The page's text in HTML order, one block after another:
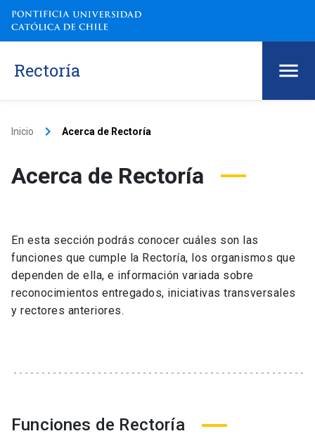
Rectoría
Inicio keyboard_arrow_right Acerca de Rectoría
Acerca de Rectoría
En esta sección podrás conocer cuáles son las
funciones que cumple la Rectoría, los organismos que
dependen de ella, e información variada sobre
reconocimientos entregados, iniciativas transversales
y rectores anteriores.
Funciones de Rectoría